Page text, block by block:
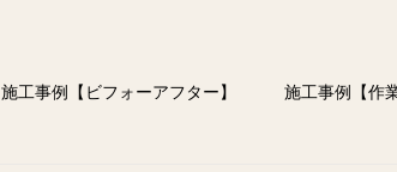
施工事例【ビフォーアフター】 施工事例【作